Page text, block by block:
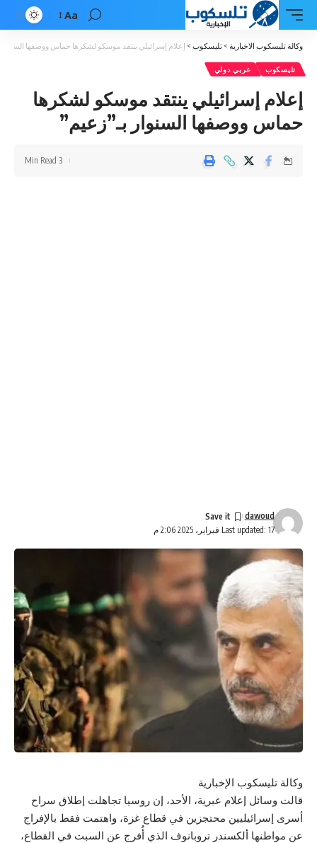
Font
Resizer
Aa
وكالة تليسكوب الاخبارية > تليسكوب > إعلام إسرائيلي ينتقد موسكو لشكرها حماس ووصفها السنوار
تليسكوب عربي دولي
إعلام إسرائيلي ينتقد موسكو لشكرها
حماس ووصفها السنوار بـ”زعيم”
Last updated: 17 فبراير، 2025 2:06 م
dawoud
3 Min Read
وكالة تليسكوب الإخبارية
قالت وسائل إعلام عبرية، الأحد، إن روسيا تجاهلت إطلاق سراح
أسرى إسرائيليين محتجزين في قطاع غزة، واهتمت فقط بالإفراج
عن مواطنها ألكسندر تروبانوف الذي أُفرج عن السبت في القطاع،